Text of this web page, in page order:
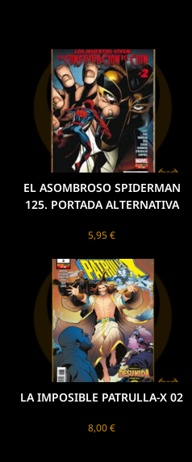
EL ASOMBROSO SPIDERMAN
125. PORTADA ALTERNATIVA
5,95€
LA IMPOSIBLE PATRULLA-X 02
8,00€